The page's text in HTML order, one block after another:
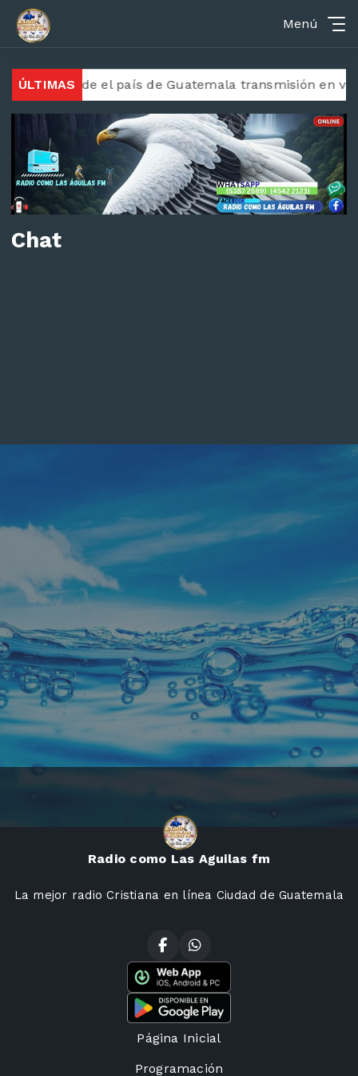
Menú
ÚLTIMASdesde el país de Guatemala transmisión en vivo
Chat
Radio como Las Aguilas fm
La mejor radio Cristiana en línea Ciudad de Guatemala
Página Inicial
Programación